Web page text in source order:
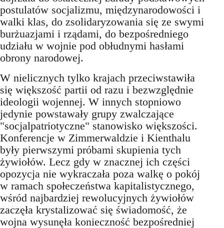
postulatów socjalizmu, międzynarodowości i
walki klas, do zsolidaryzowania się ze swymi
burżuazjami i rządami, do bezpośredniego
udziału w wojnie pod obłudnymi hasłami
obrony narodowej.
W nielicznych tylko krajach przeciwstawiła
się większość partii od razu i bezwzględnie
ideologii wojennej. W innych stopniowo
jedynie powstawały grupy zwalczające
"socjalpatriotyczne" stanowisko większości.
Konferencje w Zimmerwaldzie i Kienthalu
były pierwszymi próbami skupienia tych
żywiołów. Lecz gdy w znacznej ich części
opozycja nie wykraczała poza walkę o pokój
w ramach społeczeństwa kapitalistycznego,
wśród najbardziej rewolucyjnych żywiołów
zaczęła krystalizować się świadomość, że
wojna wysunęła konieczność bezpośredniej